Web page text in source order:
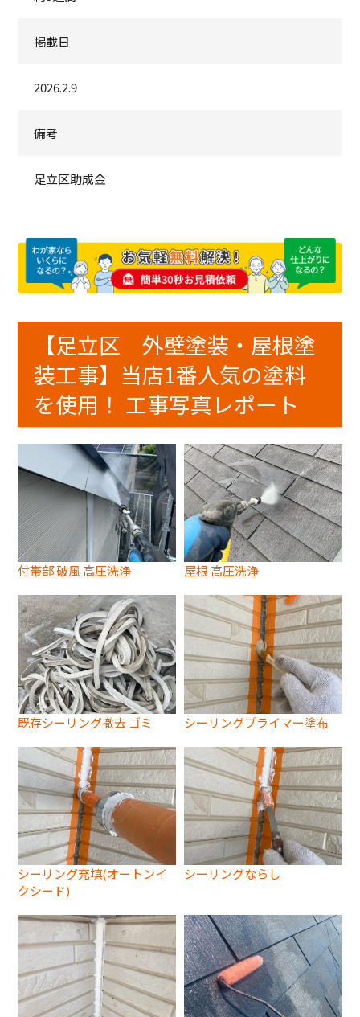
掲載日
2026.2.9
備考
足立区助成金
【足立区 外壁塗装・屋根塗
装工事】当店1番人気の塗料
を使用！ 工事写真レポート
付帯部 破風 高圧洗浄 屋根 高圧洗浄
既存シーリング撤去 ゴミ シーリングプライマー塗布
シーリング充填(オートンイ
クシード)
シーリングならし